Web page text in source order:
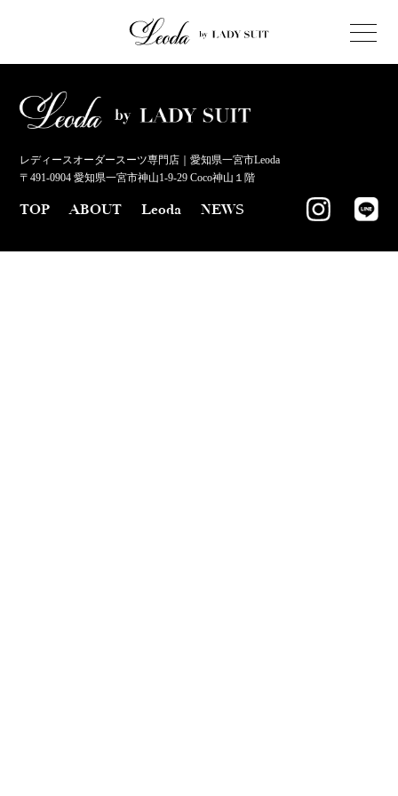
レディースオーダースーツ専門店｜愛知県一宮市Leoda
〒491-0904 愛知県一宮市神山1-9-29 Coco神山１階
TOP ABOUT Leoda NEWS